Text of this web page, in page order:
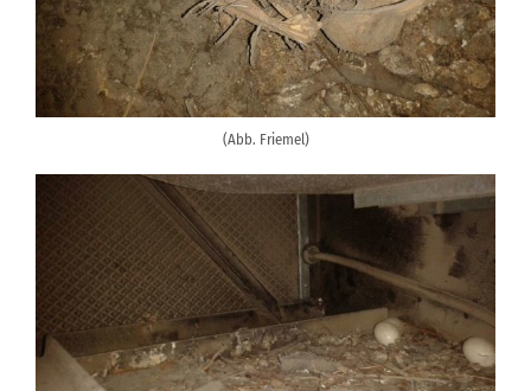
(Abb. Friemel)